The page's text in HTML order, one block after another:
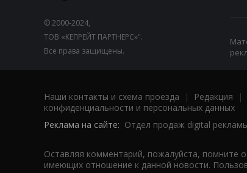
© 2000-2024,
ТОВ «КЕПРЕЙТ ПАРТНЕРС»".
Все права защищены.
Наши контакты и схема проезда | Редакция |
конфиденциальности и персональных данных
Реклама на сайте: Отдел продаж digital
Оставляя комментарий, пожалуйста, помните
имеющих отношение к данной новости.